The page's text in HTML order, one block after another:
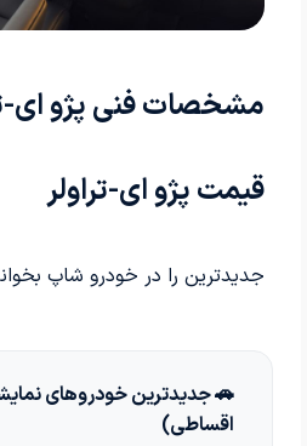
مشخصات فنی پژو ای-
قیمت پژو ای-تراولر
جدیدترین را در خودرو شاپ
🚗 جدیدترین خودروهای
اقساطی)